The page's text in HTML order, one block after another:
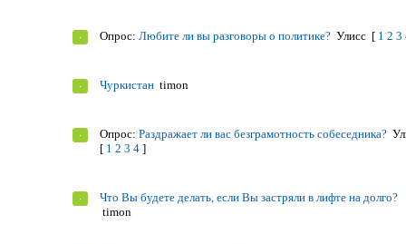
Опрос: Любите ли вы разговоры о политике? Улисс [ 1 2 3
Чуркистан timon
Опрос: Раздражает ли вас безграмотность собеседника?
[ 1 2 3 4 ]
Что Вы будете делать, если Вы застряли в лифте на долго?
timon